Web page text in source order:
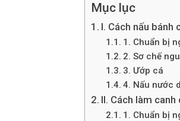
Mục lục
I. Cách nấu bánh
1. Chuẩn bị
2. Sơ chế
3. Ướp cá
4. Nấu nước
II. Cách làm
1. Chuẩn bị